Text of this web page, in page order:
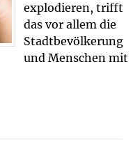
explodieren, trifft
das vor allem die
Stadtbevölkerung
und Menschen mit